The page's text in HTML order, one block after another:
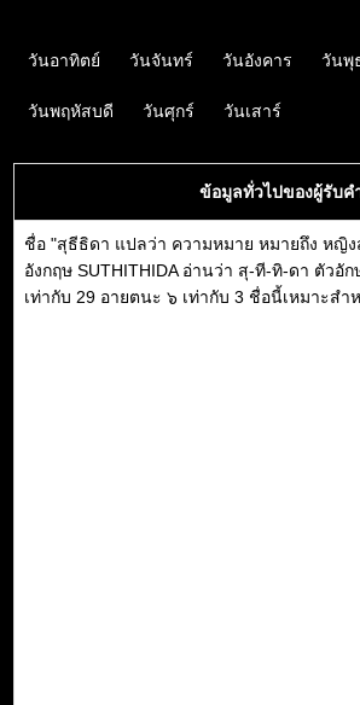
วันอาทิตย์ วันจันทร์ วันอังคาร วันพุ
วันพฤหัสบดี วันศุกร์ วันเสาร์
ข้อมูลทั่วไปของผู้รับ
ชื่อ "สุธีธิดา แปลว่า ความหมาย หมายถึง หญิ
อังกฤษ SUTHITHIDA อ่านว่า สุ-ที-ทิ-ดา ตัวอั
เท่ากับ 29 อายตนะ ๖ เท่ากับ 3 ชื่อนี้เหมาะสำ